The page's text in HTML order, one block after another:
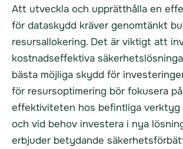
Att utveckla och upprätthålla en
för dataskydd kräver genomtänkt
resursallokering. Det är viktigt att
kostnadseffektiva
bästa möjliga skydd för
för resursoptimering bör fokusera
effektiviteten hos befintliga verktyg
och vid behov investera i nya
erbjuder betydande